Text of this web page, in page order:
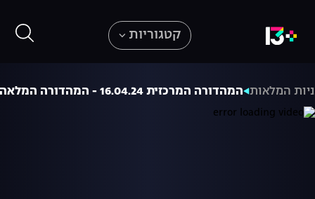
קטגוריות
המלאות המהדורה המרכזית 16.04.24 - המהדורה המלאה